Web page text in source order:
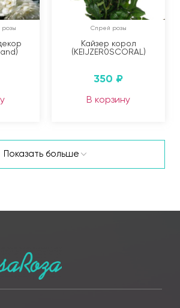
розы Спрей розы
Кайзер корол
(KEIJZER0SCORAL)
350 ₽
В корзину
Показать больше